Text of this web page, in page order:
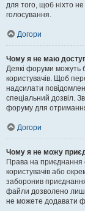
для того, щоб ніхто не
голосування.
Догори
Чому я не маю
Деякі форуми можуть
користувачів. Щоб
надсилати
спеціальний дозвіл.
форуму для
Догори
Чому я не можу
Права на приєднання
користувачів або
заборонив
файли дозволено
не можете додавати